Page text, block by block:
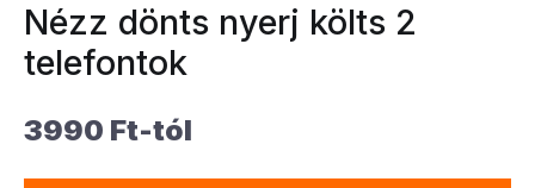
Nézz dönts nyerj költs 2
telefontok
3990 Ft-tól